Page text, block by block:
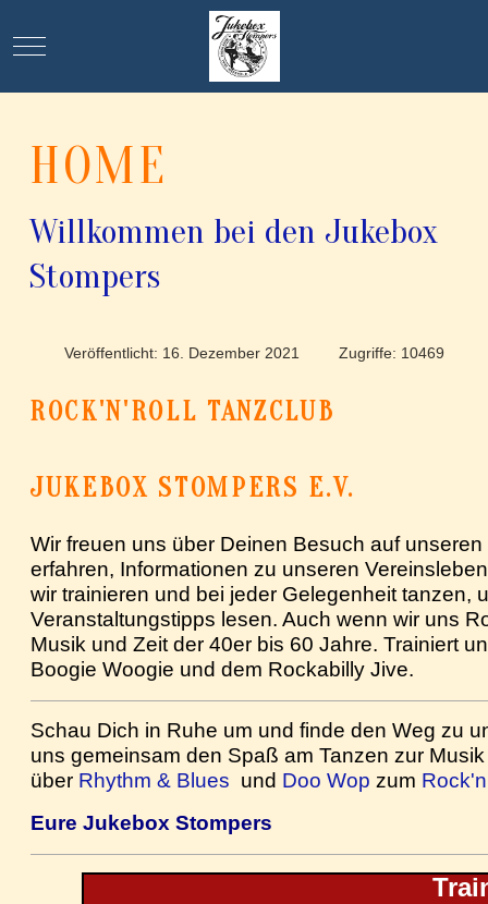
Mobile Menu Toggle
HOME
Willkommen bei den Jukebox
Stompers
Veröffentlicht: 16. Dezember 2021 Zugriffe: 10469
ROCK'N'ROLL TANZCLUB
JUKEBOX STOMPERS E.V.
Wir freuen uns über Deinen Besuch auf
erfahren, Informationen zu unseren
wir trainieren und bei jeder Gelegenheit tanzen,
Veranstaltungstipps lesen. Auch wenn wir uns
Musik und Zeit der 40er bis 60 Jahre. Trainiert
Boogie Woogie und dem Rockabilly Jive.
Schau Dich in Ruhe um und finde den Weg zu
uns gemeinsam den Spaß am Tanzen zur
über Rhythm & Blues und Doo Wop zum
Eure Jukebox Stompers